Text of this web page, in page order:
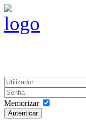
Memorizar
Autenticar